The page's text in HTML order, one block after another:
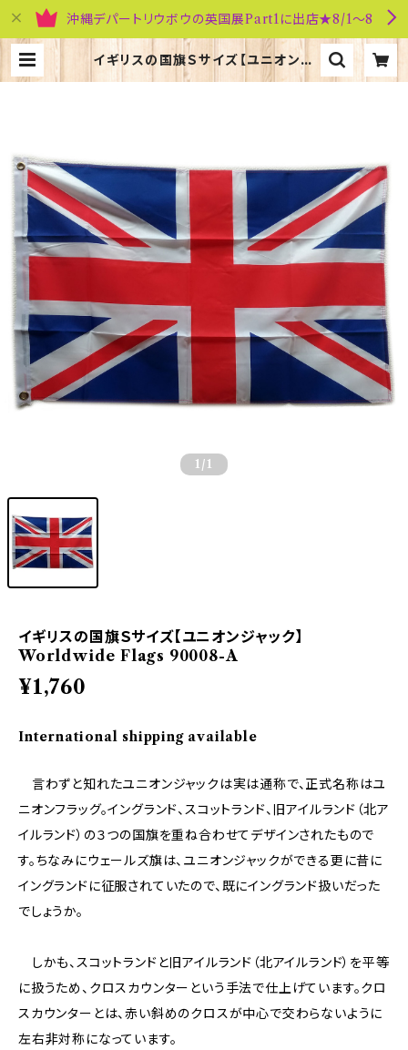
沖縄デパートリウボウの英国展Part1に出店★8/1～8
イギリスの国旗Ｓサイズ【ユニオンジ
ャック】Worldwide Flags 9000
1 /1
イギリスの国旗Ｓサイズ【ユニオンジャック】
Worldwide Flags 90008-A
¥1,760
International shipping available
言わずと知れたユニオンジャックは実は通称で、正式名称はユ
ニオンフラッグ。イングランド、スコットランド、旧アイルランド（北ア
イルランド）の３つの国旗を重ね合わせてデザインされたもので
す。ちなみにウェールズ旗は、ユニオンジャックができる更に昔に
イングランドに征服されていたので、既にイングランド扱いだった
でしょうか。
しかも、スコットランドと旧アイルランド（北アイルランド）を平等
に扱うため、クロスカウンターという手法で仕上げています。クロ
スカウンターとは、赤い斜めのクロスが中心で交わらないように
左右非対称になっています。